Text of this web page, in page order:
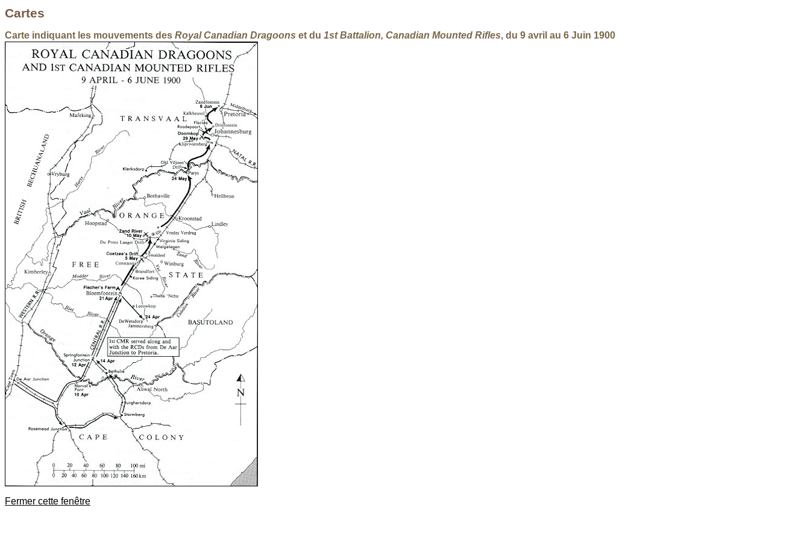
Cartes
Carte indiquant les mouvements des Royal Canadian Dragoons et du 1st Battalion, Canadian Mounted Rifles, du 9 avril au 6 Juin 1900
Fermer cette fenêtre